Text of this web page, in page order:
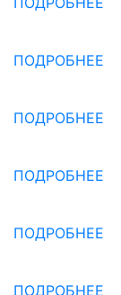
ПОДРОБНЕЕ
ПОДРОБНЕЕ
ПОДРОБНЕЕ
ПОДРОБНЕЕ
ПОДРОБНЕЕ